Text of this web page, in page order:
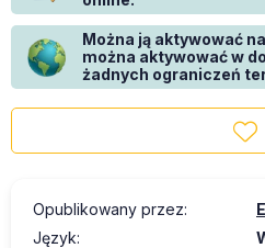
Można ją aktywować
można aktywować w
żadnych ograniczeń
Opublikowany przez:
Język: